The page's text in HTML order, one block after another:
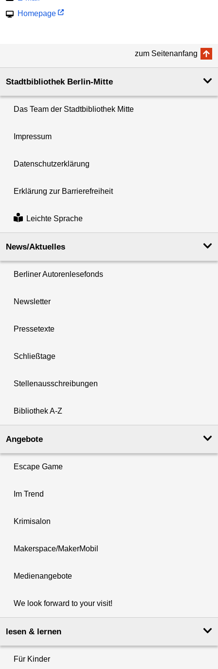
Homepage
zum Seitenanfang
Stadtbibliothek Berlin-Mitte
Das Team der Stadtbibliothek Mitte
Impressum
Datenschutzerklärung
Erklärung zur Barrierefreiheit
Leichte Sprache
News/Aktuelles
Berliner Autorenlesefonds
Newsletter
Pressetexte
Schließtage
Stellenausschreibungen
Bibliothek A-Z
Angebote
Escape Game
Im Trend
Krimisalon
Makerspace/MakerMobil
Medienangebote
We look forward to your visit!
lesen & lernen
Für Kinder